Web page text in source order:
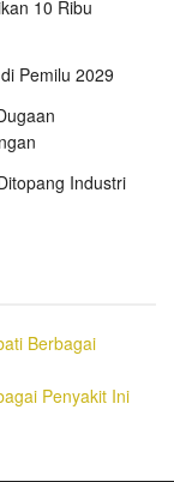
10 Ribu
Pemilu 2029
Industri
Berbagai
Penyakit Ini